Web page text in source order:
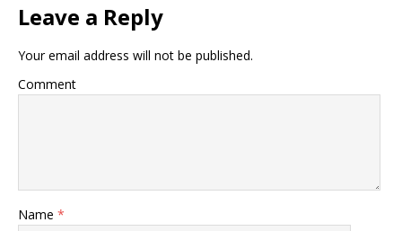
Leave a Reply
Your email address will not be published.
Comment
Name *